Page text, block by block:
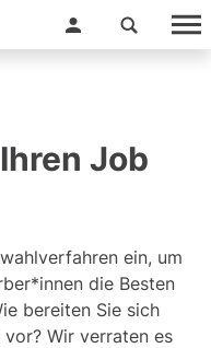
Job
ein, um
die Besten
bereiten Sie sich
Wir verraten es